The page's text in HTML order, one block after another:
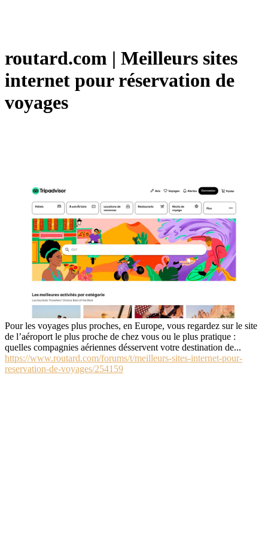
routard.com | Meilleurs sites
internet pour réservation de
voyages
Pour les voyages plus proches, en Europe, vous regardez sur le site
de l’aéroport le plus proche de chez vous ou le plus pratique :
quelles compagnies aériennes désservent votre destination de...
https://www.routard.com/forums/t/meilleurs-sites-internet-pour-
reservation-de-voyages/254159